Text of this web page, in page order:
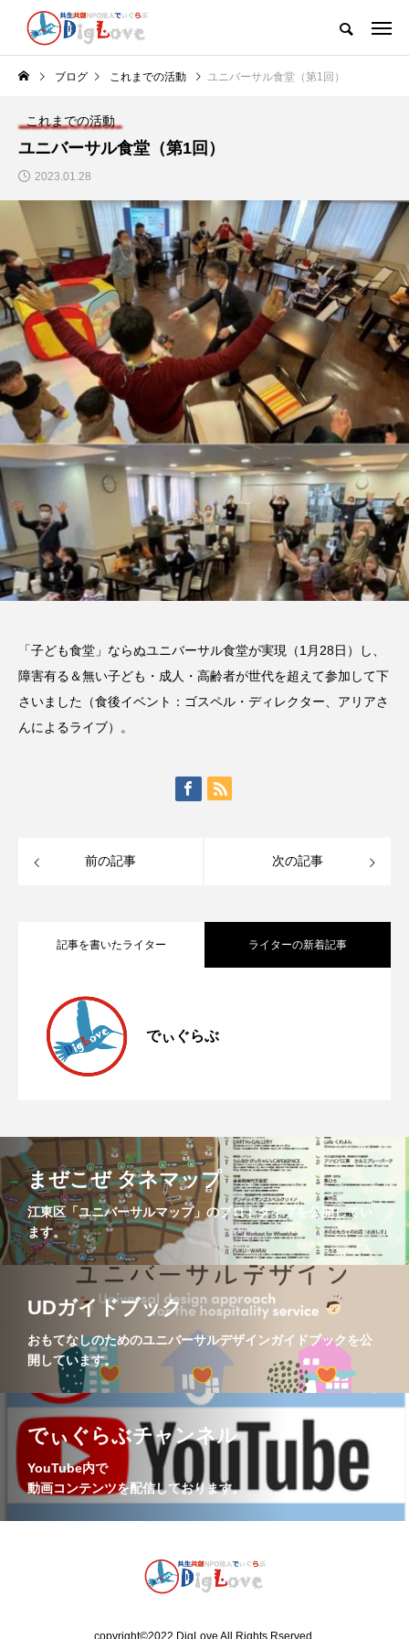
ブログ これまでの活動 ユニバーサル食堂（第1回）
これまでの活動
ユニバーサル食堂（第1回）
2023.01.28
「子ども食堂」ならぬユニバーサル食堂が実現（1月28日）し、
障害有る＆無い子ども・成人・高齢者が世代を超えて参加して下
さいました（食後イベント：ゴスペル・ディレクター、アリアさ
んによるライブ）。
前の記事 次の記事
記事を書いたライター ライターの新着記事
でぃぐらぶ
2026.03.06
2025.10.26
日）
まぜこぜ タネマップ
江東区「ユニバーサルマップ」のプロトタイプを公開してい
ます。
UDガイドブック
おもてなしのためのユニバーサルデザインガイドブックを公
開しています。
でぃぐらぶチャンネル
YouTube内で
​動画コンテンツを配信しております。
copyright©2022 DigLove All Rights Rserved.